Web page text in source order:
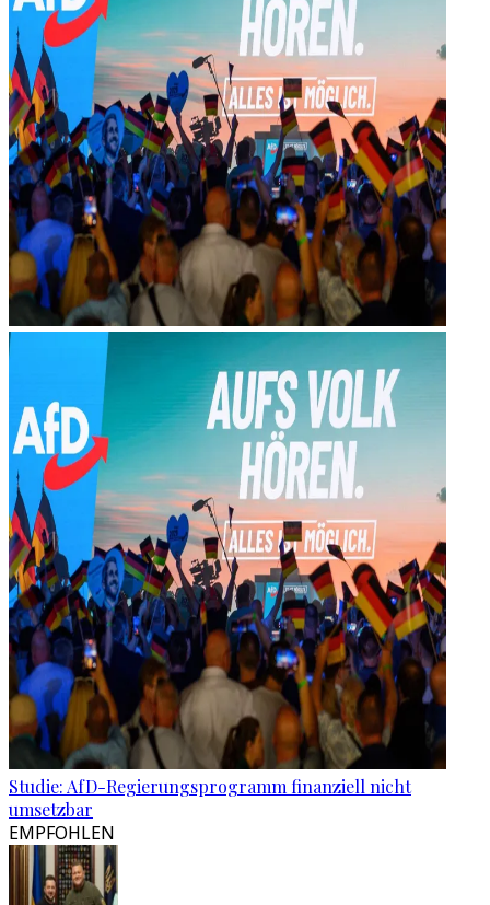
Studie: AfD-Regierungsprogramm finanziell nicht
umsetzbar
EMPFOHLEN